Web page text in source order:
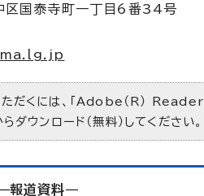
国泰寺町一丁目6番34号
だくには、「Adobe（R） Reader
らダウンロード（無料）してください。
報道資料